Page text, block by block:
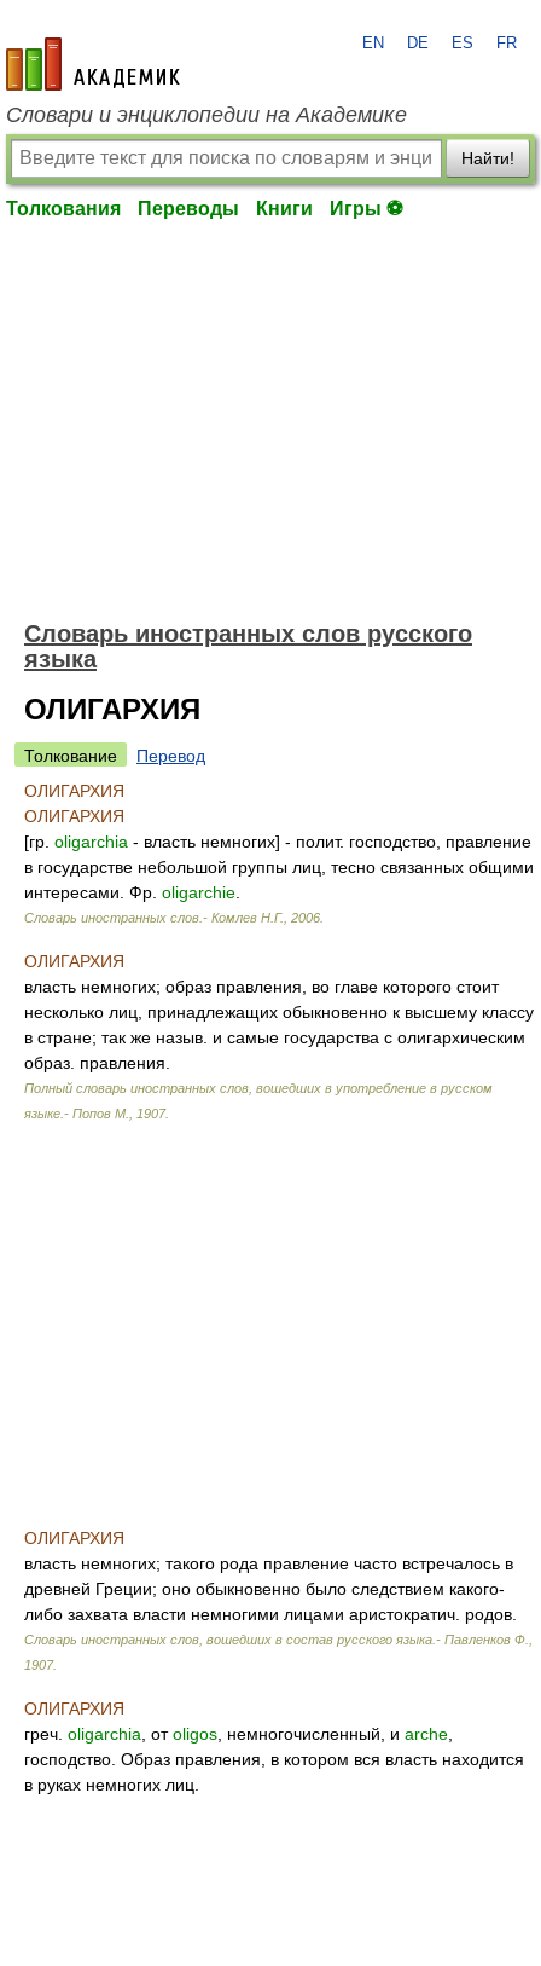
academic.ru
EN DE ES FR
Словари и энциклопедии на Академике
Найти!
Толкования Переводы Книги Игры ⚽
Словарь иностранных слов русского
языка
ОЛИГАРХИЯ
Толкование
Перевод
ОЛИГАРХИЯ
ОЛИГАРХИЯ
[гр. oligarchia - власть немногих] - полит. господство, правление
в государстве небольшой группы лиц, тесно связанных общими
интересами. Фр. oligarchie
Словарь иностранных слов.- Комлев Н.Г. 2006
ОЛИГАРХИЯ
власть немногих; образ правления, во главе которого стоит
несколько лиц, принадлежащих обыкновенно к высшему классу
в стране; так же назыв. и самые государства с олигархическим
образ. правления.
Полный словарь иностранных слов, вошедших в употребление в русском
языке.- Попов М.
1907.
ОЛИГАРХИЯ
власть немногих; такого рода правление часто встречалось в
древней Греции; оно обыкновенно было следствием какого-
либо захвата власти немногими лицами аристократич. родов.
Словарь иностранных слов, вошедших в состав русского языка.- Павленков Ф.
1907.
ОЛИГАРХИЯ
греч. oligarchia , отoligos , немногочисленный, и arche
господство. Образ правления, в котором вся власть находится
в руках немногих лиц.